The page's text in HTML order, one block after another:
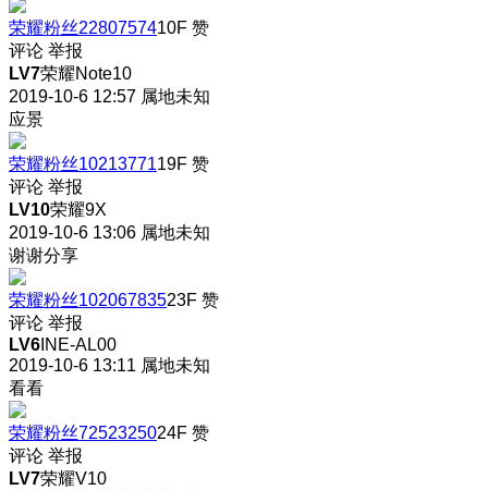
荣耀粉丝2280757410F 赞
评论 举报
LV7荣耀Note10
2019-10-6 12:57 属地未知
应景
荣耀粉丝1021377119F 赞
评论 举报
LV10荣耀9X
2019-10-6 13:06 属地未知
谢谢分享
荣耀粉丝10206783523F 赞
评论 举报
LV6 INE-AL00
2019-10-6 13:11 属地未知
看看
荣耀粉丝7252325024F 赞
评论 举报
LV7荣耀V10